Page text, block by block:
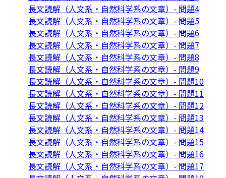
長文読解（人文系・自然科学系の文章）- 問題4
長文読解（人文系・自然科学系の文章）- 問題5
長文読解（人文系・自然科学系の文章）- 問題6
長文読解（人文系・自然科学系の文章）- 問題7
長文読解（人文系・自然科学系の文章）- 問題8
長文読解（人文系・自然科学系の文章）- 問題9
長文読解（人文系・自然科学系の文章）- 問題10
長文読解（人文系・自然科学系の文章）- 問題11
長文読解（人文系・自然科学系の文章）- 問題12
長文読解（人文系・自然科学系の文章）- 問題13
長文読解（人文系・自然科学系の文章）- 問題14
長文読解（人文系・自然科学系の文章）- 問題15
長文読解（人文系・自然科学系の文章）- 問題16
長文読解（人文系・自然科学系の文章）- 問題17